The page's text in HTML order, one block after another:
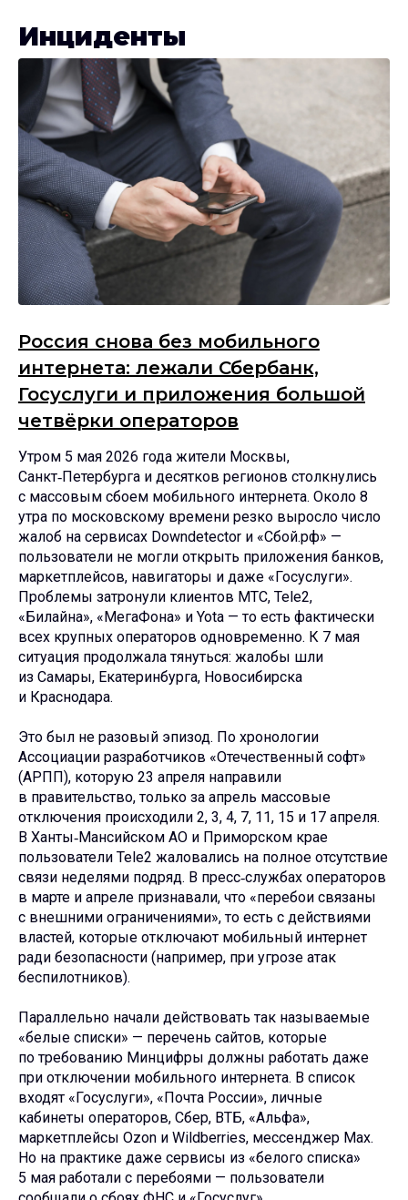
Инциденты
Россия снова без мобильного
интернета: лежали Сбербанк,
Госуслуги и приложения большой
четвёрки операторов
Утром 5 мая 2026 года жители Москвы,
Санкт‑Петербурга и десятков регионов столкнулись
с массовым сбоем мобильного интернета. Около 8
утра по московскому времени резко выросло число
жалоб на сервисах Downdetector и «Сбой.рф» —
пользователи не могли открыть приложения банков,
маркетплейсов, навигаторы и даже «Госуслуги».
Проблемы затронули клиентов МТС, Tele2,
«Билайна», «МегаФона» и Yota — то есть фактически
всех крупных операторов одновременно. К 7 мая
ситуация продолжала тянуться: жалобы шли
из Самары, Екатеринбурга, Новосибирска
и Краснодара.
Это был не разовый эпизод. По хронологии
Ассоциации разработчиков «Отечественный софт»
(АРПП), которую 23 апреля направили
в правительство, только за апрель массовые
отключения происходили 2, 3, 4, 7, 11, 15 и 17 апреля.
В Ханты‑Мансийском АО и Приморском крае
пользователи Tele2 жаловались на полное отсутствие
связи неделями подряд. В пресс‑службах операторов
в марте и апреле признавали, что «перебои связаны
с внешними ограничениями», то есть с действиями
властей, которые отключают мобильный интернет
ради безопасности (например, при угрозе атак
беспилотников).
Параллельно начали действовать так называемые
«белые списки» — перечень сайтов, которые
по требованию Минцифры должны работать даже
при отключении мобильного интернета. В список
входят «Госуслуги», «Почта России», личные
кабинеты операторов, Сбер, ВТБ, «Альфа»,
маркетплейсы Ozon и Wildberries, мессенджер Max.
Но на практике даже сервисы из «белого списка»
5 мая работали с перебоями — пользователи